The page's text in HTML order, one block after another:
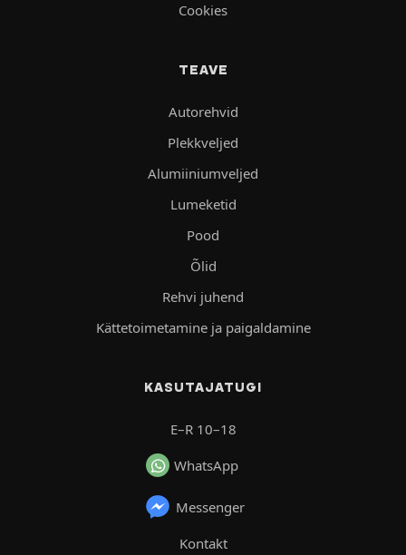
Cookies
TEAVE
Autorehvid
Plekkveljed
Alumiiniumveljed
Lumeketid
Pood
Õlid
Rehvi juhend
Kättetoimetamine ja paigaldamine
KASUTAJATUGI
E–R 10–18
WhatsApp
Messenger
Kontakt